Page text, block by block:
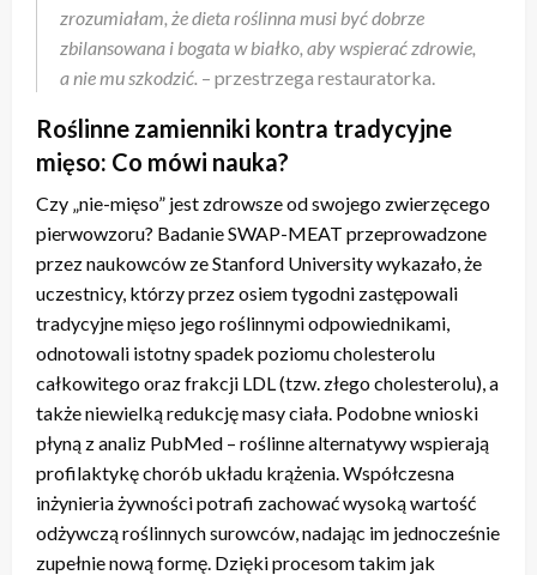
zrozumiałam, że dieta roślinna musi być dobrze
zbilansowana i bogata w białko, aby wspierać zdrowie,
a nie mu szkodzić. – przestrzega restauratorka.
Roślinne zamienniki kontra tradycyjne
mięso: Co mówi nauka?
Czy „nie-mięso” jest zdrowsze od swojego zwierzęcego
pierwowzoru? Badanie SWAP-MEAT przeprowadzone
przez naukowców ze Stanford University wykazało, że
uczestnicy, którzy przez osiem tygodni zastępowali
tradycyjne mięso jego roślinnymi odpowiednikami,
odnotowali istotny spadek poziomu cholesterolu
całkowitego oraz frakcji LDL (tzw. złego cholesterolu), a
także niewielką redukcję masy ciała. Podobne wnioski
płyną z analiz PubMed – roślinne alternatywy wspierają
profilaktykę chorób układu krążenia. Współczesna
inżynieria żywności potrafi zachować wysoką wartość
odżywczą roślinnych surowców, nadając im jednocześnie
zupełnie nową formę. Dzięki procesom takim jak